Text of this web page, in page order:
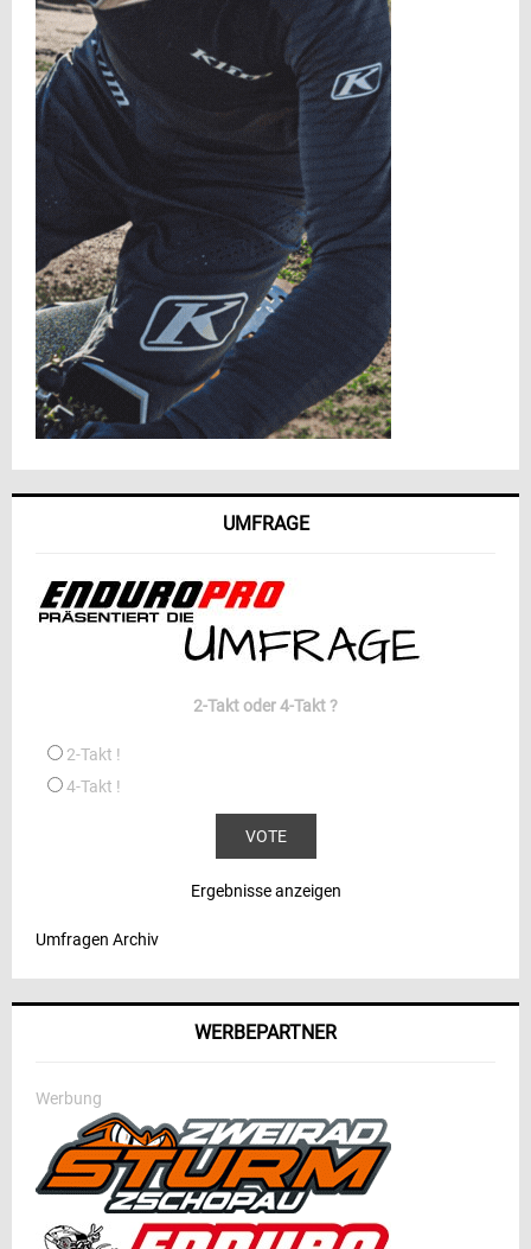
UMFRAGE
2-Takt oder 4-Takt ?
2-Takt !
4-Takt !
Ergebnisse anzeigen
Umfragen Archiv
WERBEPARTNER
Werbung